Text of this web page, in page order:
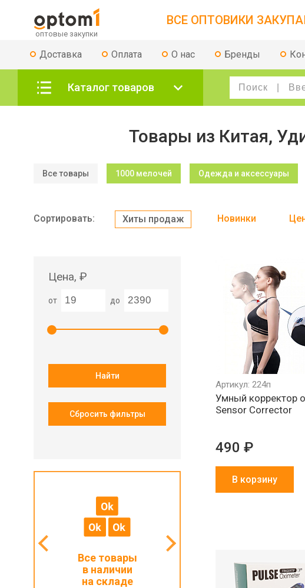
ВСЕ ОПТОВИКИ
Доставка Оплата О нас Бренды
Каталог товаров
Товары из Китая,
Все товары 1000 мелочей Одежда и аксессуары
Сортировать: Хиты продаж Новинки
Цена, ₽
от до
Найти
Сбросить фильтры
Все товары
в наличии
на складе
и физлицами
за наш
Артикул: 224п
Умный корректор
Sensor Corrector
490 ₽
В корзину